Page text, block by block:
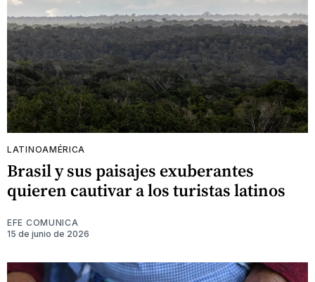
LATINOAMÉRICA
Brasil y sus paisajes exuberantes
quieren cautivar a los turistas latinos
EFE COMUNICA
15 de junio de 2026